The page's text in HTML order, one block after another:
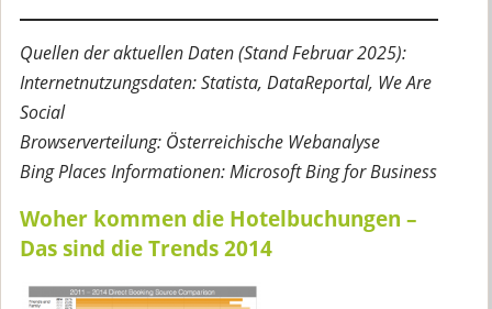
Quellen der aktuellen Daten (Stand Februar 2025):
Internetnutzungsdaten: Statista, DataReportal, We Are
Social
Browserverteilung: Österreichische Webanalyse
Bing Places Informationen: Microsoft Bing for Business
Woher kommen die Hotelbuchungen –
Das sind die Trends 2014